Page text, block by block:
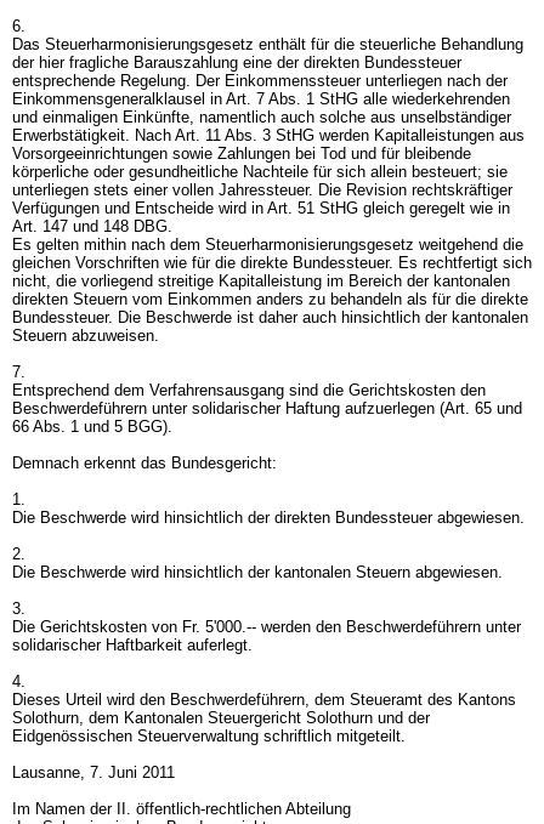
6.
Das Steuerharmonisierungsgesetz enthält für die steuerliche Behandlung
der hier fragliche Barauszahlung eine der direkten Bundessteuer
entsprechende Regelung. Der Einkommenssteuer unterliegen nach der
Einkommensgeneralklausel in Art. 7 Abs. 1 StHG alle wiederkehrenden
und einmaligen Einkünfte, namentlich auch solche aus unselbständiger
Erwerbstätigkeit. Nach Art. 11 Abs. 3 StHG werden Kapitalleistungen aus
Vorsorgeeinrichtungen sowie Zahlungen bei Tod und für bleibende
körperliche oder gesundheitliche Nachteile für sich allein besteuert; sie
unterliegen stets einer vollen Jahressteuer. Die Revision rechtskräftiger
Verfügungen und Entscheide wird in Art. 51 StHG gleich geregelt wie in
Art. 147 und 148 DBG.
Es gelten mithin nach dem Steuerharmonisierungsgesetz weitgehend die
gleichen Vorschriften wie für die direkte Bundessteuer. Es rechtfertigt sich
nicht, die vorliegend streitige Kapitalleistung im Bereich der kantonalen
direkten Steuern vom Einkommen anders zu behandeln als für die direkte
Bundessteuer. Die Beschwerde ist daher auch hinsichtlich der kantonalen
Steuern abzuweisen.
7.
Entsprechend dem Verfahrensausgang sind die Gerichtskosten den
Beschwerdeführern unter solidarischer Haftung aufzuerlegen (Art. 65 und
66 Abs. 1 und 5 BGG).
Demnach erkennt das Bundesgericht:
1.
Die Beschwerde wird hinsichtlich der direkten Bundessteuer abgewiesen.
2.
Die Beschwerde wird hinsichtlich der kantonalen Steuern abgewiesen.
3.
Die Gerichtskosten von Fr. 5'000.-- werden den Beschwerdeführern unter
solidarischer Haftbarkeit auferlegt.
4.
Dieses Urteil wird den Beschwerdeführern, dem Steueramt des Kantons
Solothurn, dem Kantonalen Steuergericht Solothurn und der
Eidgenössischen Steuerverwaltung schriftlich mitgeteilt.
Lausanne, 7. Juni 2011
Im Namen der II. öffentlich-rechtlichen Abteilung